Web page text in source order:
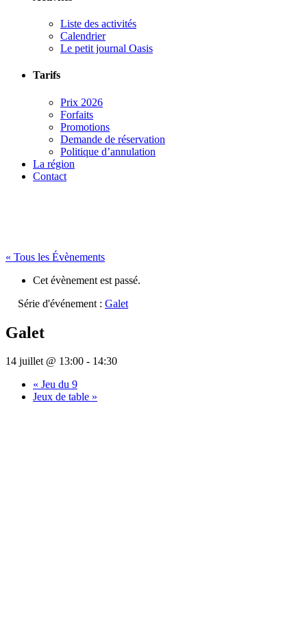
Liste des activités
Calendrier
Le petit journal Oasis
Tarifs
Prix 2026
Forfaits
Promotions
Demande de réservation
Politique d’annulation
La région
Contact
« Tous les Évènements
Cet évènement est passé.
Série d'événement : Galet
Galet
14 juillet @ 13:00 - 14:30
« Jeu du 9
Jeux de table »